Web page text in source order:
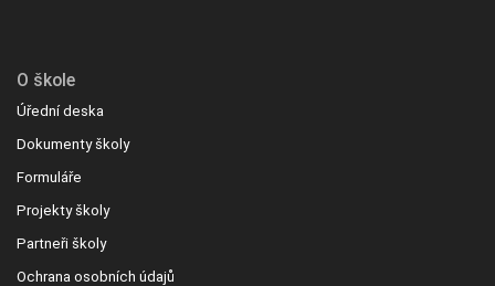
O škole
Úřední deska
Dokumenty školy
Formuláře
Projekty školy
Partneři školy
Ochrana osobních údajů